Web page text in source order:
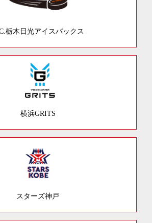
栃木日光アイスバックス
横浜GRITS
スターズ神戸